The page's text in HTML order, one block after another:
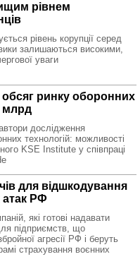
рівнем
рівень корупції серед
залишаються високими,
уваги
ринку оборонних
млрд
дослідження
технологій: можливості
KSE Institute у співпраці
для відшкодування
атак РФ
які готові надавати
підприємств, що
агресії РФ і беруть
страхування воєнних